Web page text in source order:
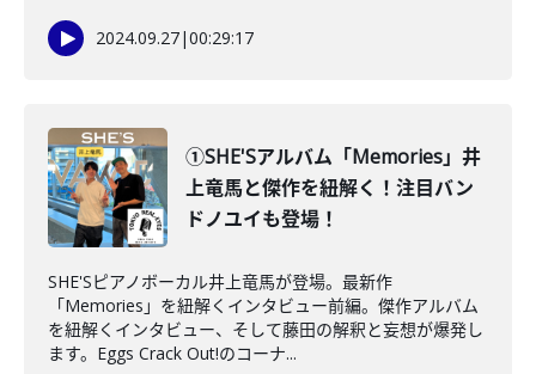
2024.09.27|00:29:17
①SHE'Sアルバム「Memories」井
上竜馬と傑作を紐解く！注目バン
ドノユイも登場！
SHE'Sピアノボーカル井上竜馬が登場。最新作
「Memories」を紐解くインタビュー前編。傑作アルバム
を紐解くインタビュー、そして藤田の解釈と妄想が爆発し
ます。Eggs Crack Out!のコーナ...